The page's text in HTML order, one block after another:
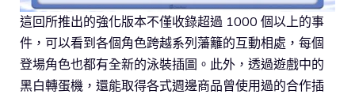
這回所推出的強化版本不僅收錄超過 1000 個以上的事
件，可以看到各個角色跨越系列藩籬的互動相處，每個
登場角色也都有全新的泳裝插圖。此外，透過遊戲中的
黑白轉蛋機，還能取得各式週邊商品曾使用過的合作插